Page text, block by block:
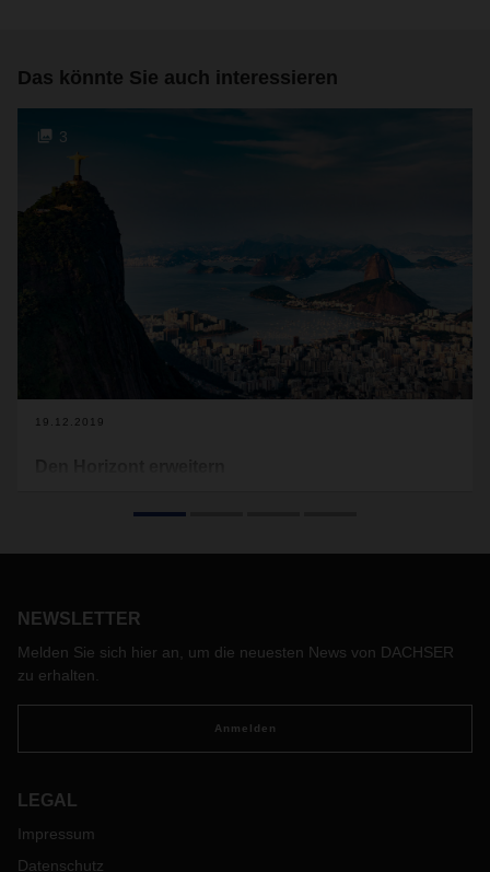
Das könnte Sie auch interessieren
3
19.12.2019
NEWSLETTER
Melden Sie sich hier an, um die neuesten News von DACHSER
zu erhalten.
Anmelden
LEGAL
Impressum
Datenschutz